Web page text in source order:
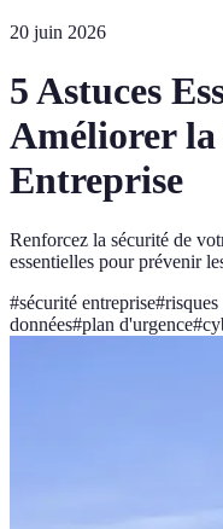
20 juin 2026
5 Astuces
Améliorer la
Entreprise
Renforcez la sécurité de
essentielles pour prévenir
#sécurité entreprise#
données#plan d'urgence#